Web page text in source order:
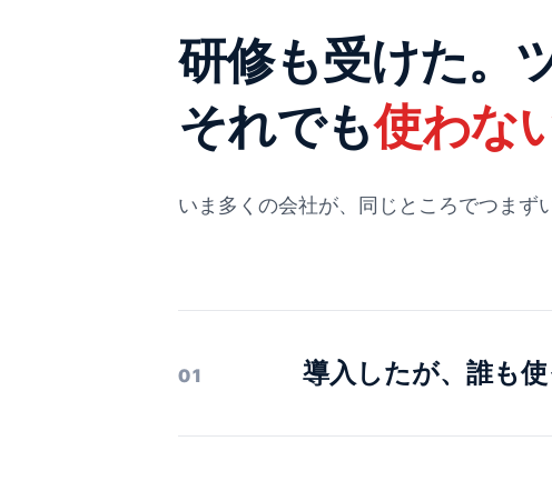
研修も受けた。
それでも使わな
いま多くの会社が、同じところでつまず
01 導入したが、誰も